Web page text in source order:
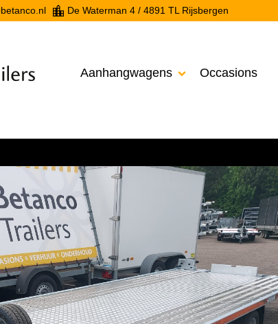
De Waterman 4 / 4891 TL Rijsbergen
Aanhangwagens  Occasions